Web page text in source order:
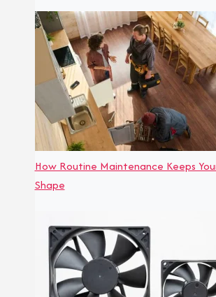
How Routine Maintenance Keeps
Shape